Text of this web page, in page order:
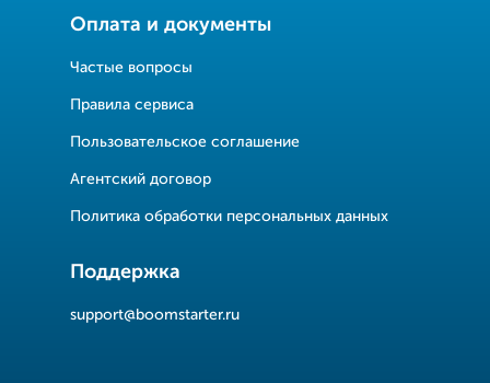
Оплата и документы
Частые вопросы
Правила сервиса
Пользовательское соглашение
Агентский договор
Политика обработки персональных данных
Поддержка
support@boomstarter.ru